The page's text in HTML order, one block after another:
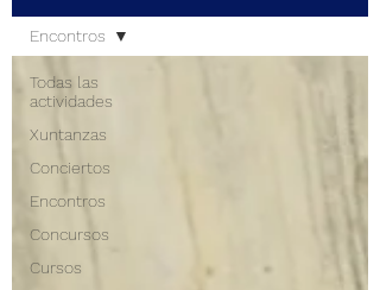
Todas las
actividades
Xuntanzas
Conciertos
Encontros
Concursos
Cursos
Encontros